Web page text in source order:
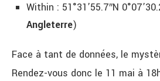
Within : 51°31’55.7″N
Angleterre)
Face à tant de données, le
Rendez-vous donc le 11 mai à